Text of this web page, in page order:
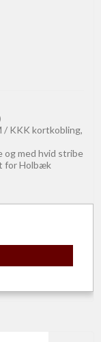
/ KKK kortkobling,
og med hvid stribe
for Holbæk